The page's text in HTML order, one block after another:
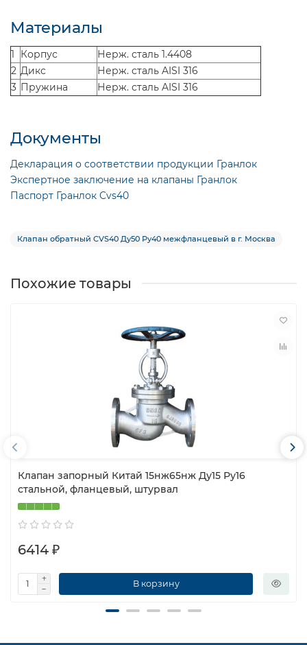
Материалы
1 Корпус
Нерж. сталь 1.4408
2 Дикс
Нерж. сталь AISI 316
3 Пружина Нерж. сталь AISI 316
Документы
Декларация о соответствии продукции Гранлок
Экспертное заключение на клапаны Гранлок
Паспорт Гранлок Cvs40
Клапан обратный CVS40 Ду50 Ру40 межфланцевый в г. Москва
Похожие товары
Клапан запорный Китай 15нж65нж Ду15 Ру16
стальной, фланцевый, штурвал
6414 ₽
В корзину